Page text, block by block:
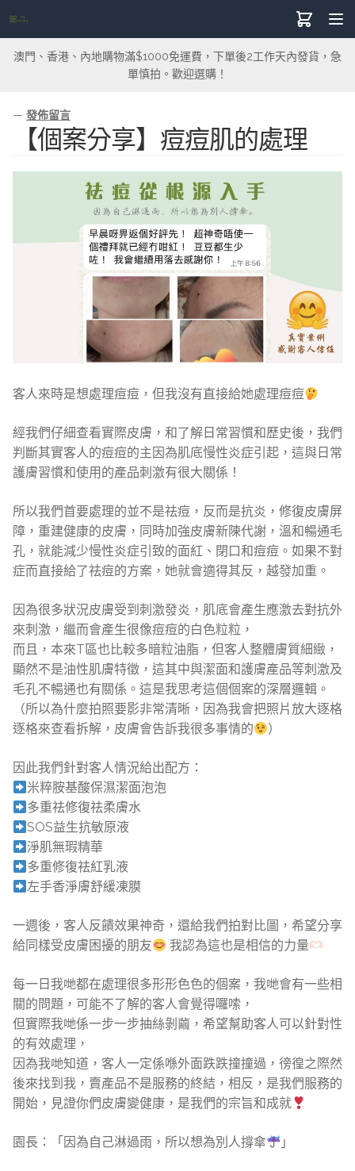
澳門、香港、內地購物滿$1000免運費，下單後2工作天內發貨，急
單慎拍。歡迎選購！
— 發佈留言
【個案分享】痘痘肌的處理
客人來時是想處理痘痘，但我沒有直接給她處理痘痘
經我們仔細查看實際皮膚，和了解日常習慣和歷史後，我們
判斷其實客人的痘痘的主因為肌底慢性炎症引起，這與日常
護膚習慣和使用的產品刺激有很大關係！
所以我們首要處理的並不是祛痘，反而是抗炎，修復皮膚屏
障，重建健康的皮膚，同時加強皮膚新陳代謝，溫和暢通毛
孔，就能減少慢性炎症引致的面紅、閉口和痘痘。如果不對
症而直接給了祛痘的方案，她就會適得其反，越發加重。
因為很多狀況皮膚受到刺激發炎，肌底會產生應激去對抗外
來刺激，繼而會產生很像痘痘的白色粒粒，
而且，本來T區也比較多暗粒油脂，但客人整體膚質細緻，
顯然不是油性肌膚特徵，這其中與潔面和護膚產品等刺激及
毛孔不暢通也有關係。這是我思考這個個案的深層邏輯。
（所以為什麼拍照要影非常清晰，因為我會把照片放大逐格
逐格來查看拆解，皮膚會告訴我很多事情的
）
因此我們針對客人情況給出配方：
米粹胺基酸保濕潔面泡泡
多重祛修復祛柔膚水
SOS益生抗敏原液
淨肌無瑕精華
多重修復祛紅乳液
左手香淨膚舒緩凍膜
一週後，客人反饋效果神奇，還給我們拍對比圖，希望分享
給同樣受皮膚困擾的朋友
我認為這也是相信的力量
每一日我哋都在處理很多形形色色的個案，我哋會有一些相
關的問題，可能不了解的客人會覺得囉嗦，
但實際我哋係一步一步抽絲剝繭，希望幫助客人可以針對性
的有效處理，
因為我哋知道，客人一定係喺外面跌跌撞撞過，徬徨之際然
後來找到我，賣產品不是服務的終結，相反，是我們服務的
開始，見證你們皮膚變健康，是我們的宗旨和成就
園長：「因為自己淋過雨，所以想為別人撐傘 」